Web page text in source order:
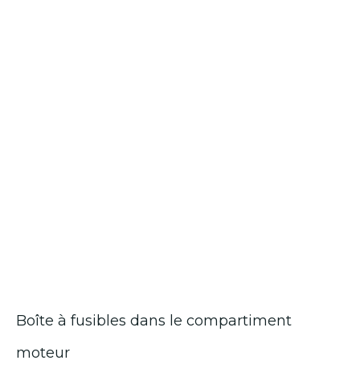
Boîte à fusibles dans le compartiment
moteur